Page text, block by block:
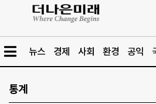
뉴스 경제 사회 환경 공익
통계